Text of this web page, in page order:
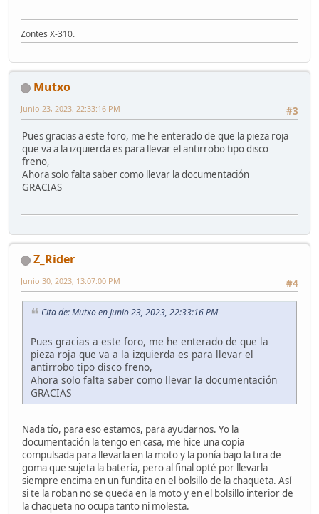
Zontes X-310.
Mutxo
#3
Junio 23, 2023, 22:33:16 PM
Pues gracias a este foro, me he enterado de que la pieza roja
que va a la izquierda es para llevar el antirrobo tipo disco
freno,
Ahora solo falta saber como llevar la documentación
GRACIAS
Z_Rider
#4
Junio 30, 2023, 13:07:00 PM
Cita de: Mutxo en Junio 23, 2023, 22:33:16 PM
Pues gracias a este foro, me he enterado de que la
pieza roja que va a la izquierda es para llevar el
antirrobo tipo disco freno,
Ahora solo falta saber como llevar la documentación
GRACIAS
Nada tío, para eso estamos, para ayudarnos. Yo la
documentación la tengo en casa, me hice una copia
compulsada para llevarla en la moto y la ponía bajo la tira de
goma que sujeta la batería, pero al final opté por llevarla
siempre encima en un fundita en el bolsillo de la chaqueta. Así
si te la roban no se queda en la moto y en el bolsillo interior de
la chaqueta no ocupa tanto ni molesta.